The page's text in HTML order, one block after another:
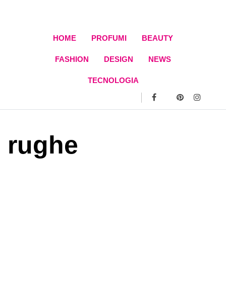
HOME PROFUMI BEAUTY
FASHION DESIGN NEWS
TECNOLOGIA
rughe